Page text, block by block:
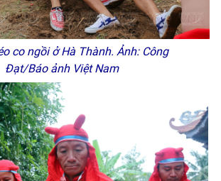
co ngồi ở Hà Thành. Ảnh: Công
Đạt/Báo ảnh Việt Nam